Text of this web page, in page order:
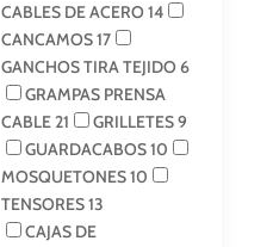
CABLES DE ACERO14
CANCAMOS17
GANCHOS TIRA TEJIDO6
GRAMPAS PRENSA
CABLE21 GRILLETES9
GUARDACABOS10
MOSQUETONES10
TENSORES13
CAJAS DE